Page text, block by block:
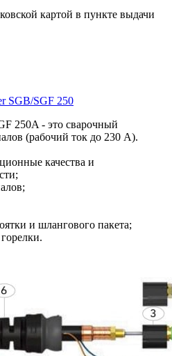
картой в пункте выдачи
SGB/SGF 250
250A - это сварочный
(рабочий ток до 230 А).
качества и
и шлангового пакета;